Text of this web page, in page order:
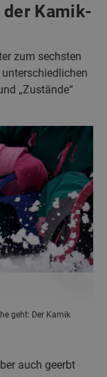
Kamik-
zum sechsten
„Zustände“
geht: Der Kamik
auch geerbt